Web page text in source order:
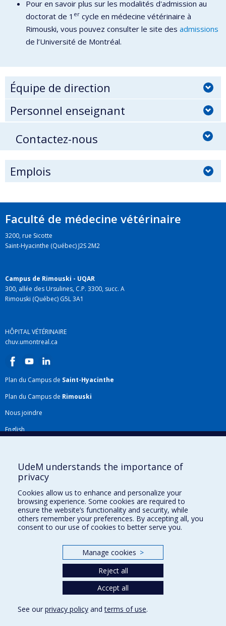
Pour en savoir plus sur les modalités d'admission au
doctorat de 1 er cycle en médecine vétérinaire à
Rimouski, vous pouvez consulter le site des admissions
de l’Université de Montréal.
Équipe de direction
Personnel enseignant
Contactez-nous
Emplois
Faculté de médecine vétérinaire
3200, rue Sicotte
Saint-Hyacinthe (Québec) J2S 2M2
Campus de Rimouski - UQAR
300, allée des Ursulines, C.P. 3300, succ. A
Rimouski (Québec) G5L 3A1
HÔPITAL VÉTÉRINAIRE
chuv.umontreal.ca
Plan du Campus de Saint-Hyacinthe
Plan du Campus de Rimouski
Nous joindre
English
Plan du site
Accessibilité
Gabarits et image de marque
Agenda FMV & calendrier académique
La Faculté de médecine vétérinaire de l'Université de Montréal détient
UdeM understands the importance of
privacy
Cookies allow us to enhance and personalize your
browsing experience. Some cookies are required to
ensure the website’s functionality and security, while
others remember your preferences. By accepting all, you
consent to our use of cookies to better serve you.
Manage cookies >
Reject all
Accept all
See our privacy policy andterms of use.